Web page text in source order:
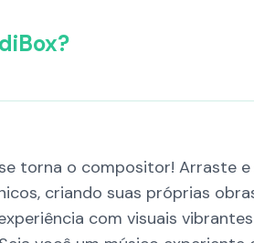
torna o compositor! Arraste
criando suas próprias
com visuais